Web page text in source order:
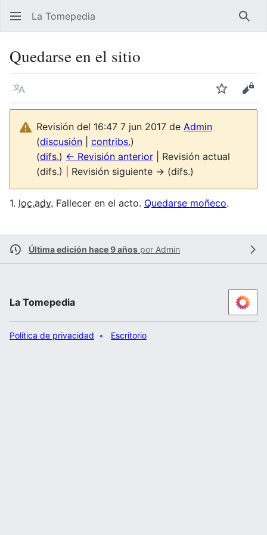
La Tomepedia
Quedarse en el sitio
Idioma VigilarVer
Revisión del 16:47 7 jun 2017 de Admin
(discusión contribs.)
(difs.) ← Revisión anterior | Revisión actual
(difs.) | Revisión siguiente → (difs.)
1. loc.adv. Fallecer en el acto. Quedarse moñeco.
Última edición hace 9 años por Admin
La Tomepedia
Política de privacidad Escritorio